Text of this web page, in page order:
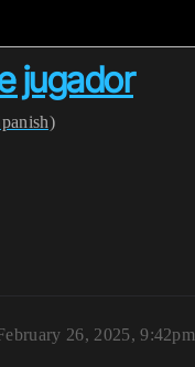
jugador
26, 2025, 9:42pm